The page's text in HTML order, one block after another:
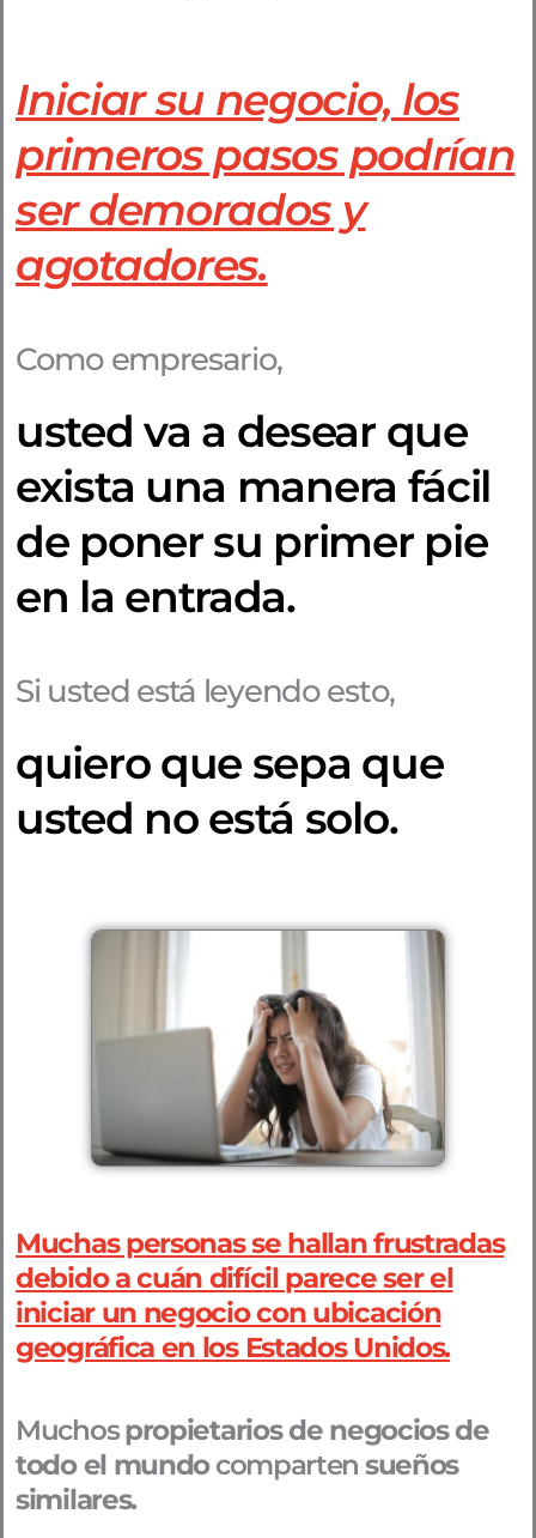
Iniciar su negocio, los
primeros pasos podrían
ser demorados y
agotadores.
Como empresario,
usted va a desear que
exista una manera fácil
de poner su primer pie
en la entrada.
Si usted está leyendo esto,
quiero que sepa que
usted no está solo.
Muchas personas se hallan frustradas
debido a cuán difícil parece ser el
iniciar un negocio con ubicación
geográfica en los Estados Unidos.
Muchospropietarios de negocios de
todo el mundocomparten sueños
similares.